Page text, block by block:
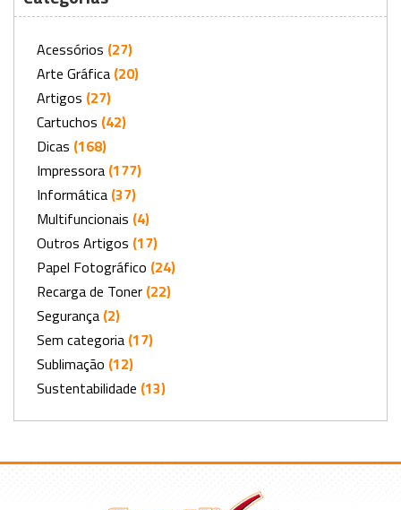
Acessórios (27)
Arte Gráfica (20)
Artigos (27)
Cartuchos (42)
Dicas (168)
Impressora (177)
Informática (37)
Multifuncionais (4)
Outros Artigos (17)
Papel Fotográfico (24)
Recarga de Toner (22)
Segurança (2)
Sem categoria (17)
Sublimação (12)
Sustentabilidade (13)